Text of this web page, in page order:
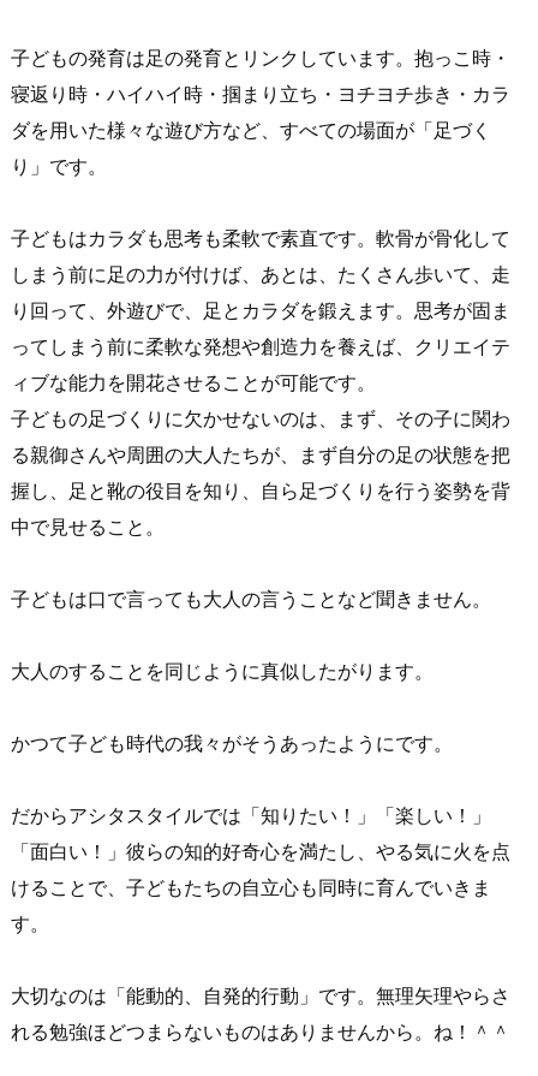
子どもの発育は足の発育とリンクしています。抱っこ時・
寝返り時・ハイハイ時・掴まり立ち・ヨチヨチ歩き・カラ
ダを用いた様々な遊び方など、すべての場面が「足づく
り」です。
子どもはカラダも思考も柔軟で素直です。軟骨が骨化して
しまう前に足の力が付けば、あとは、たくさん歩いて、走
り回って、外遊びで、足とカラダを鍛えます。思考が固ま
ってしまう前に柔軟な発想や創造力を養えば、クリエイテ
ィブな能力を開花させることが可能です。
子どもの足づくりに欠かせないのは、まず、その子に関わ
る親御さんや周囲の大人たちが、まず自分の足の状態を把
握し、足と靴の役目を知り、自ら足づくりを行う姿勢を背
中で見せること。
子どもは口で言っても大人の言うことなど聞きません。
大人のすることを同じように真似したがります。
かつて子ども時代の我々がそうあったようにです。
だからアシタスタイルでは「知りたい！」「楽しい！」
「面白い！」彼らの知的好奇心を満たし、やる気に火を点
けることで、子どもたちの自立心も同時に育んでいきま
す。
大切なのは「能動的、自発的行動」です。無理矢理やらさ
れる勉強ほどつまらないものはありませんから。ね！＾＾